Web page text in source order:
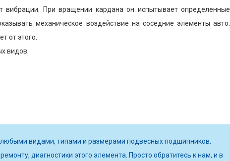
вибрации. При вращении кардана он испытывает определенные
механическое воздействие на соседние элементы авто.
от этого.
видов:
видами, типами и размерами подвесных подшипников,
диагностики этого элемента. Просто обратитесь к нам, и в